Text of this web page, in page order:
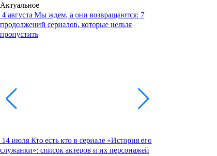
Актуальное
4 августа Мы ждем, а они возвращаются: 7
продолжений сериалов, которые нельзя
пропустить
14 июля Кто есть кто в сериале «История его
служанки»: список актеров и их персонажей